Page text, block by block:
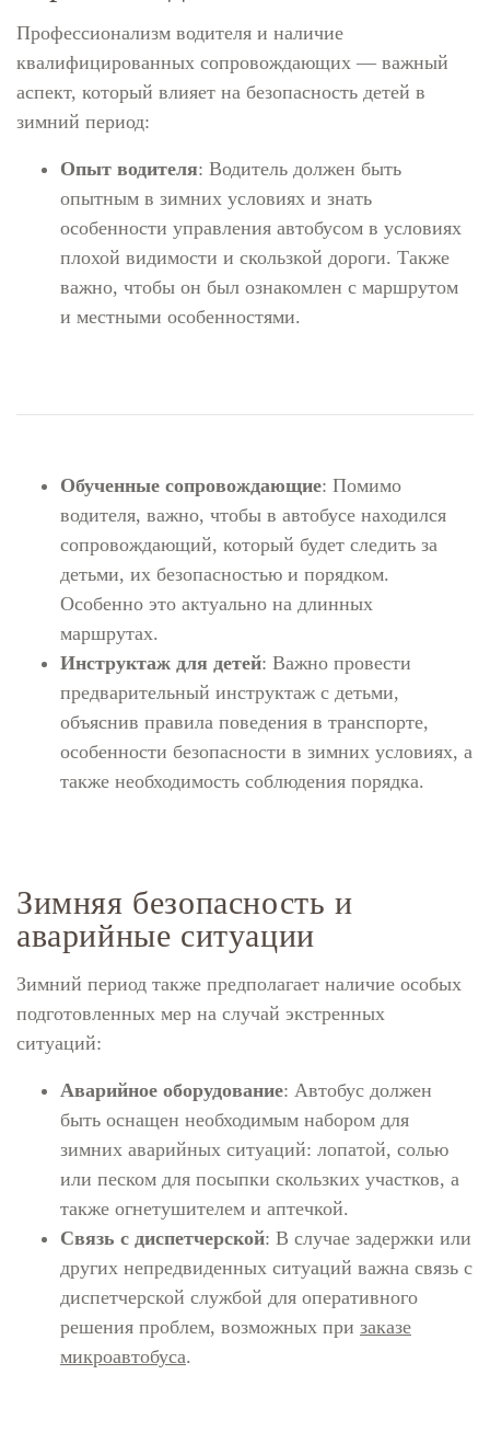
Профессионализм водителя и наличие
квалифицированных сопровождающих — важный
аспект, который влияет на безопасность детей в
зимний период:
Опыт водителя: Водитель должен быть
опытным в зимних условиях и знать
особенности управления автобусом в условиях
плохой видимости и скользкой дороги. Также
важно, чтобы он был ознакомлен с маршрутом
и местными особенностями.
Обученные сопровождающие: Помимо
водителя, важно, чтобы в автобусе находился
сопровождающий, который будет следить за
детьми, их безопасностью и порядком.
Особенно это актуально на длинных
маршрутах.
Инструктаж для детей: Важно провести
предварительный инструктаж с детьми,
объяснив правила поведения в транспорте,
особенности безопасности в зимних условиях, а
также необходимость соблюдения порядка.
Зимняя безопасность и
аварийные ситуации
Зимний период также предполагает наличие особых
подготовленных мер на случай экстренных
ситуаций:
Аварийное оборудование: Автобус должен
быть оснащен необходимым набором для
зимних аварийных ситуаций: лопатой, солью
или песком для посыпки скользких участков, а
также огнетушителем и аптечкой.
Связь с диспетчерской: В случае задержки или
других непредвиденных ситуаций важна связь с
диспетчерской службой для оперативного
решения проблем, возможных при заказе
микроавтобуса.